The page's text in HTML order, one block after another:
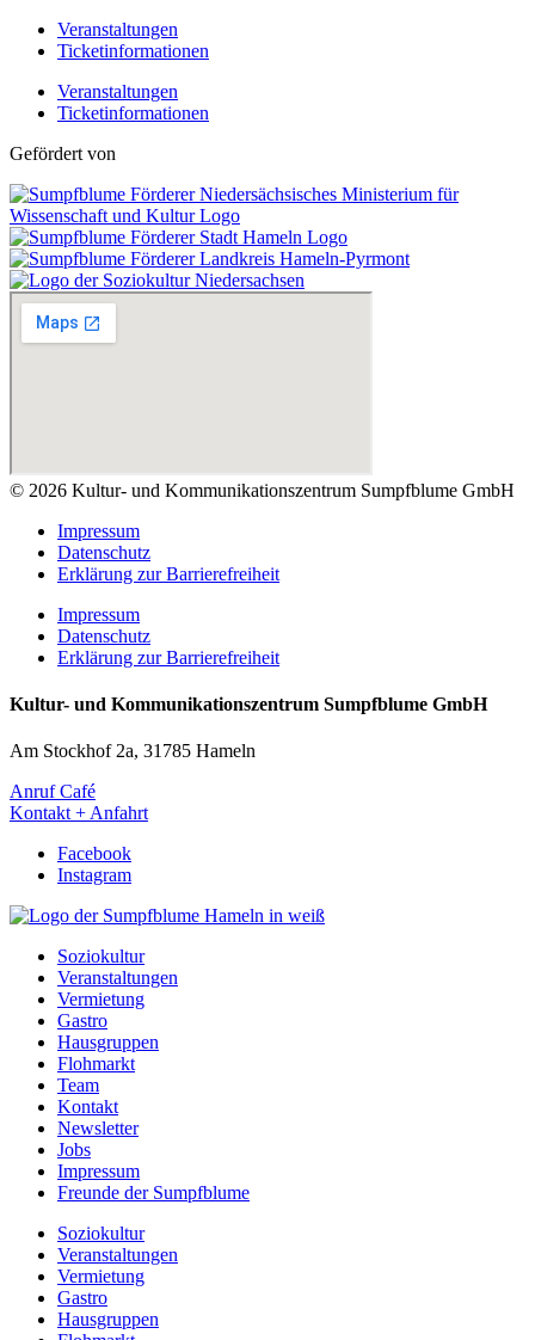
Veranstaltungen
Ticketinformationen
Veranstaltungen
Ticketinformationen
Gefördert von
© 2026 Kultur- und Kommunikationszentrum Sumpfblume GmbH
Impressum
Datenschutz
Erklärung zur Barrierefreiheit
Impressum
Datenschutz
Erklärung zur Barrierefreiheit
Kultur- und Kommunikationszentrum Sumpfblume GmbH
Am Stockhof 2a, 31785 Hameln
Anruf Café
Kontakt + Anfahrt
Facebook
Instagram
Soziokultur
Veranstaltungen
Vermietung
Gastro
Hausgruppen
Flohmarkt
Team
Kontakt
Newsletter
Jobs
Impressum
Freunde der Sumpfblume
Soziokultur
Veranstaltungen
Vermietung
Gastro
Hausgruppen